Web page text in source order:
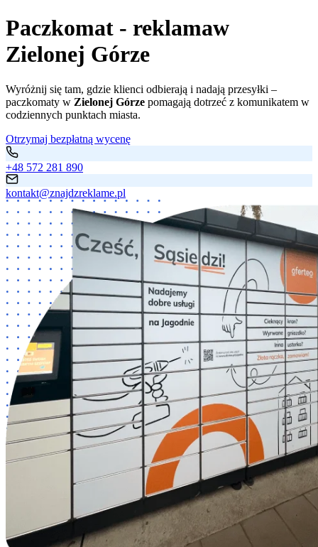
Paczkomat - reklamaw
Zielonej Górze
Wyróżnij się tam, gdzie klienci odbierają i nadają przesyłki –
paczkomaty w Zielonej Górze pomagają dotrzeć z komunikatem w
codziennych punktach miasta.
Otrzymaj bezpłatną wycenę
+48 572 281 890
kontakt@znajdzreklame.pl